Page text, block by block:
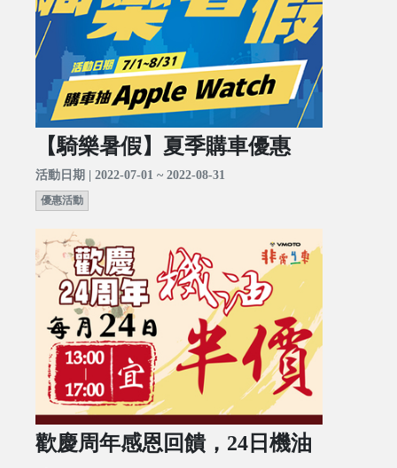
【騎樂暑假】夏季購車優惠
活動日期 | 2022-07-01 ~ 2022-08-31
優惠活動
歡慶周年感恩回饋，24日機油